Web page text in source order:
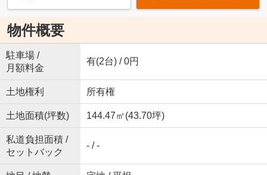
物件概要
駐車場 /
月額料金
有(2台) / 0円
土地権利 所有権
土地面積(坪数) 144.47㎡(43.70坪)
私道負担面積 /
セットバック
- / -